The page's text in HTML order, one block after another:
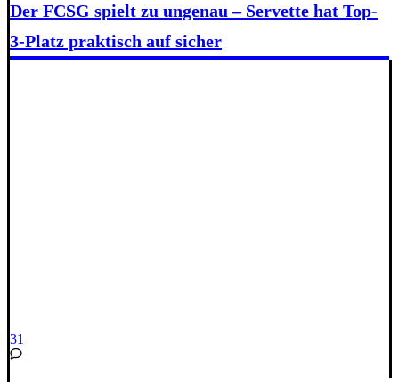
Der FCSG spielt zu ungenau – Servette hat Top-
3-Platz praktisch auf sicher
31